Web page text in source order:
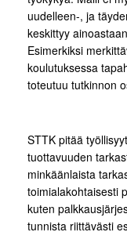
uudelleen-, ja
keskittyy
Esimerkiksi
koulutuksessa
toteutuu tutkinnon
STTK pitää
tuottavuuden
minkäänlaista
toimialakohtaisesti
kuten
tunnista riittävästi